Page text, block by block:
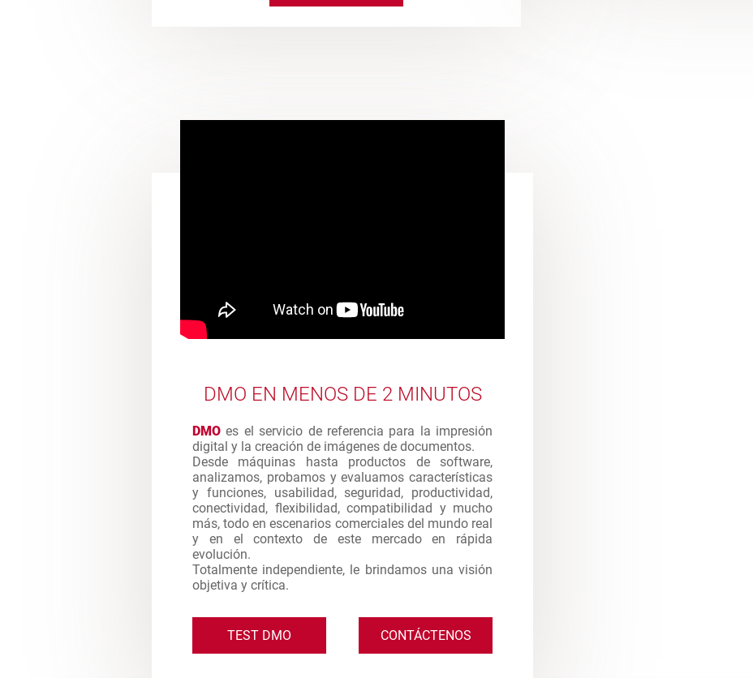
DMO EN MENOS DE 2 MINUTOS
DMO es el servicio de referencia para la impresión
digital y la creación de imágenes de documentos.
Desde máquinas hasta productos de software,
analizamos, probamos y evaluamos características
y funciones, usabilidad, seguridad, productividad,
conectividad, flexibilidad, compatibilidad y mucho
más, todo en escenarios comerciales del mundo real
y en el contexto de este mercado en rápida
evolución.
Totalmente independiente, le brindamos una visión
objetiva y crítica.
TEST DMO CONTÁCTENOS